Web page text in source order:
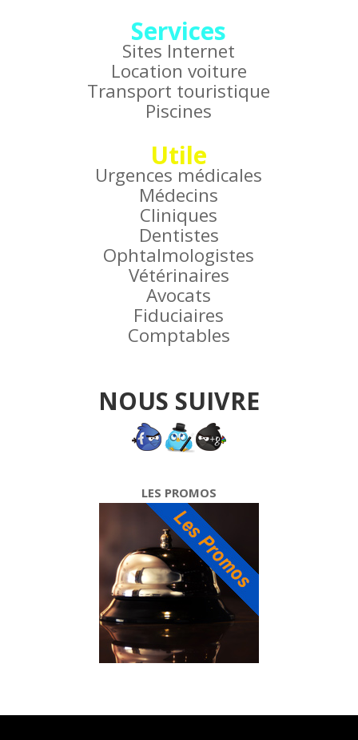
Services
Sites Internet
Location voiture
Transport touristique
Piscines
Utile
Urgences médicales
Médecins
Cliniques
Dentistes
Ophtalmologistes
Vétérinaires
Avocats
Fiduciaires
Comptables
NOUS SUIVRE
LES PROMOS